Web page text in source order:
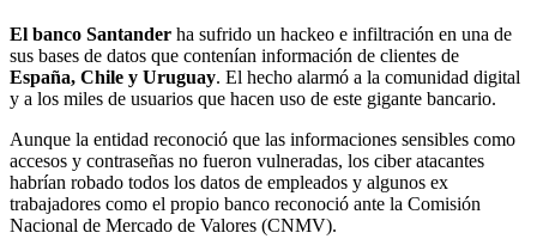
El banco Santander ha sufrido un hackeo e infiltración en una de
sus bases de datos que contenían información de clientes de
España, Chile y Uruguay. El hecho alarmó a la comunidad digital
y a los miles de usuarios que hacen uso de este gigante bancario.
Aunque la entidad reconoció que las informaciones sensibles como
accesos y contraseñas no fueron vulneradas, los ciber atacantes
habrían robado todos los datos de empleados y algunos ex
trabajadores como el propio banco reconoció ante la Comisión
Nacional de Mercado de Valores (CNMV).